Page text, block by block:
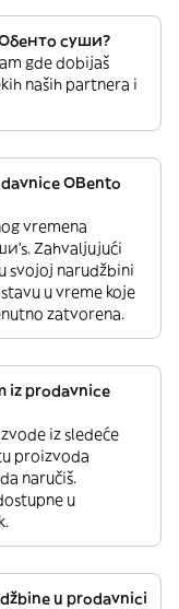
суши?
gde dobijaš
naših partnera i
OBento
vremena
Zahvaljujući
svojoj narudžbini
u vreme koje
zatvorena.
iz prodavnice
iz sledeće
proizvoda
naručiš.
u
u prodavnici